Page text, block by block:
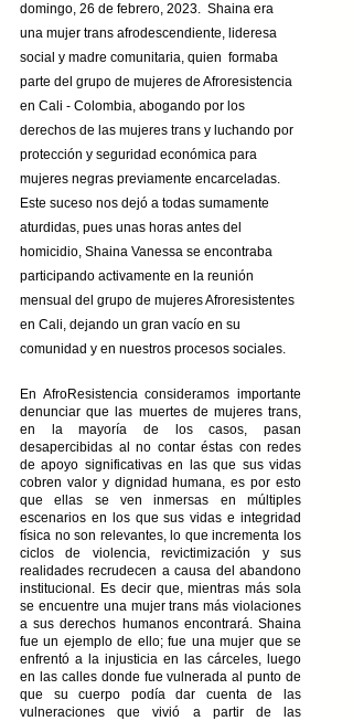
domingo, 26 de febrero, 2023.  Shaina era
una mujer trans afrodescendiente, lideresa
social y madre comunitaria, quien  formaba
parte del grupo de mujeres de Afroresistencia
en Cali - Colombia, abogando por los
derechos de las mujeres trans y luchando por
protección y seguridad económica para
mujeres negras previamente encarceladas.
Este suceso nos dejó a todas sumamente
aturdidas, pues unas horas antes del
homicidio, Shaina Vanessa se encontraba
participando activamente en la reunión
mensual del grupo de mujeres Afroresistentes
en Cali, dejando un gran vacío en su
comunidad y en nuestros procesos sociales.
En AfroResistencia consideramos importante
denunciar que las muertes de mujeres trans,
en la mayoría de los casos, pasan
desapercibidas al no contar éstas con redes
de apoyo significativas en las que sus vidas
cobren valor y dignidad humana, es por esto
que ellas se ven inmersas en múltiples
escenarios en los que sus vidas e integridad
física no son relevantes, lo que incrementa los
ciclos de violencia, revictimización y sus
realidades recrudecen a causa del abandono
institucional. Es decir que, mientras más sola
se encuentre una mujer trans más violaciones
a sus derechos humanos encontrará. Shaina
fue un ejemplo de ello; fue una mujer que se
enfrentó a la injusticia en las cárceles, luego
en las calles donde fue vulnerada al punto de
que su cuerpo podía dar cuenta de las
vulneraciones que vivió a partir de las